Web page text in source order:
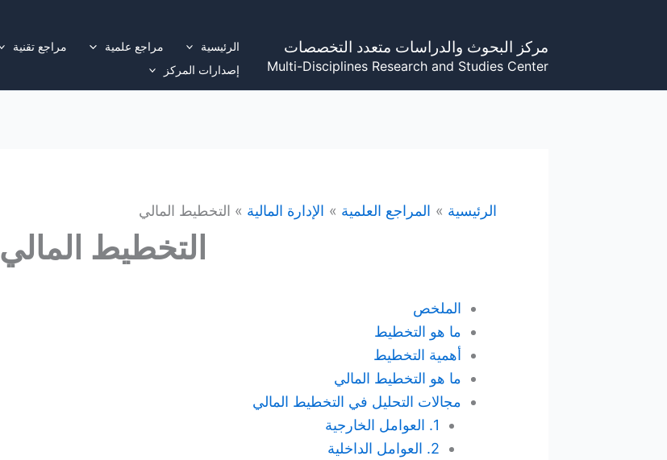
مركز البحوث والدراسات متعدد التخصصات
Multi-Disciplines Research and Studies Center
الرئيسية مراجع علمية مراجع تقنية
إصدارات المركز
الرئيسية المراجع العلمية الإدارة المالية التخطيط المالي
التخطيط المالي
الملخص
ما هو التخطيط
أهمية التخطيط
ما هو التخطيط المالي
مجالات التحليل في التخطيط المالي
1. العوامل الخارجية
2. العوامل الداخلية